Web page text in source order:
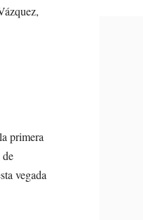
primera
de
vegada